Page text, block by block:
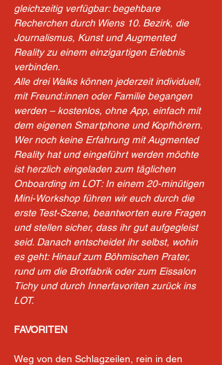
gleichzeitig verfügbar: begehbare
Recherchen durch Wiens 10. Bezirk, die
Journalismus, Kunst und Augmented
Reality zu einem einzigartigen Erlebnis
verbinden.
Alle drei Walks können jederzeit individuell,
mit Freund:innen oder Familie begangen
werden – kostenlos, ohne App, einfach mit
dem eigenen Smartphone und Kopfhörern.
Wer noch keine Erfahrung mit Augmented
Reality hat und eingeführt werden möchte
ist herzlich eingeladen zum täglichen
Onboarding im LOT: In einem 20-minütigen
Mini-Workshop führen wir euch durch die
erste Test-Szene, beantworten eure Fragen
und stellen sicher, dass ihr gut aufgegleist
seid. Danach entscheidet ihr selbst, wohin
es geht: Hinauf zum Böhmischen Prater,
rund um die Brotfabrik oder zum Eissalon
Tichy und durch Innerfavoriten zurück ins
LOT.
FAVORITEN
Weg von den Schlagzeilen, rein in den